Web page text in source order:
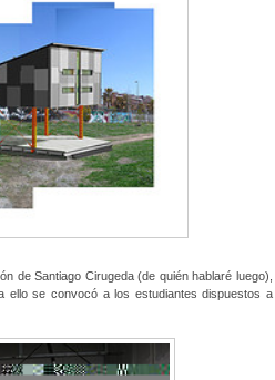
de Santiago Cirugeda (de quién hablaré luego),
ello se convocó a los estudiantes dispuestos a